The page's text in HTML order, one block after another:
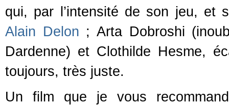
qui, par l’intensité de son jeu, et
Alain Delon ; Arta Dobroshi
Dardenne) et Clothilde Hesme,
toujours, très juste.
Un film que je vous